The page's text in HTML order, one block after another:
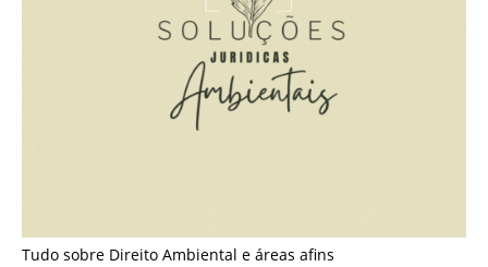
Tudo sobre Direito Ambiental e áreas afins